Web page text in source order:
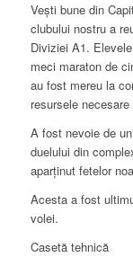
Vești bune din
clubului nostru a
Diviziei A1.
meci maraton de
au fost mereu la
resursele
A fost nevoie de
duelului din
aparținut fetelor
Acesta a fost
volei.
Casetă tehnică